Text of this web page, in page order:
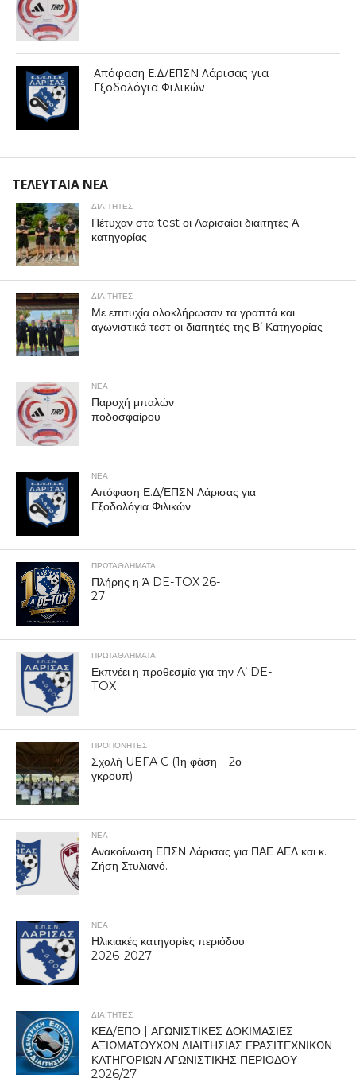
Απόφαση Ε.Δ/ΕΠΣΝ Λάρισας για
Εξοδολόγια Φιλικών
ΤΕΛΕΥΤΑΙΑ ΝΕΑ
ΔΙΑΙΤΗΤΕΣ
Πέτυχαν στα test οι Λαρισαίοι διαιτητές Ά
κατηγορίας
ΔΙΑΙΤΗΤΕΣ
Με επιτυχία ολοκλήρωσαν τα γραπτά και
αγωνιστικά τεστ οι διαιτητές της Β’ Κατηγορίας
ΝΕΑ
Παροχή μπαλών
ποδοσφαίρου
ΝΕΑ
Απόφαση Ε.Δ/ΕΠΣΝ Λάρισας για
Εξοδολόγια Φιλικών
ΠΡΩΤΑΘΛΉΜΑΤΑ
Πλήρης η Ά DE-TOX 26-
27
ΠΡΩΤΑΘΛΉΜΑΤΑ
Εκπνέει η προθεσμία για την A’ DE-
TOX
ΠΡΟΠΟΝΗΤΈΣ
Σχολή UEFA C (1η φάση – 2ο
γκρουπ)
ΝΕΑ
Ανακοίνωση ΕΠΣΝ Λάρισας για ΠΑΕ ΑΕΛ και κ.
Ζήση Στυλιανό.
ΝΕΑ
Ηλικιακές κατηγορίες περιόδου
2026-2027
ΔΙΑΙΤΗΤΕΣ
ΚΕΔ/ΕΠΟ | ΑΓΩΝΙΣΤΙΚΕΣ ΔΟΚΙΜΑΣΙΕΣ
ΑΞΙΩΜΑΤΟΥΧΩΝ ΔΙΑΙΤΗΣΙΑΣ ΕΡΑΣΙΤΕΧΝΙΚΩΝ
ΚΑΤΗΓΟΡΙΩΝ ΑΓΩΝΙΣΤΙΚΗΣ ΠΕΡΙΟΔΟΥ
2026/27